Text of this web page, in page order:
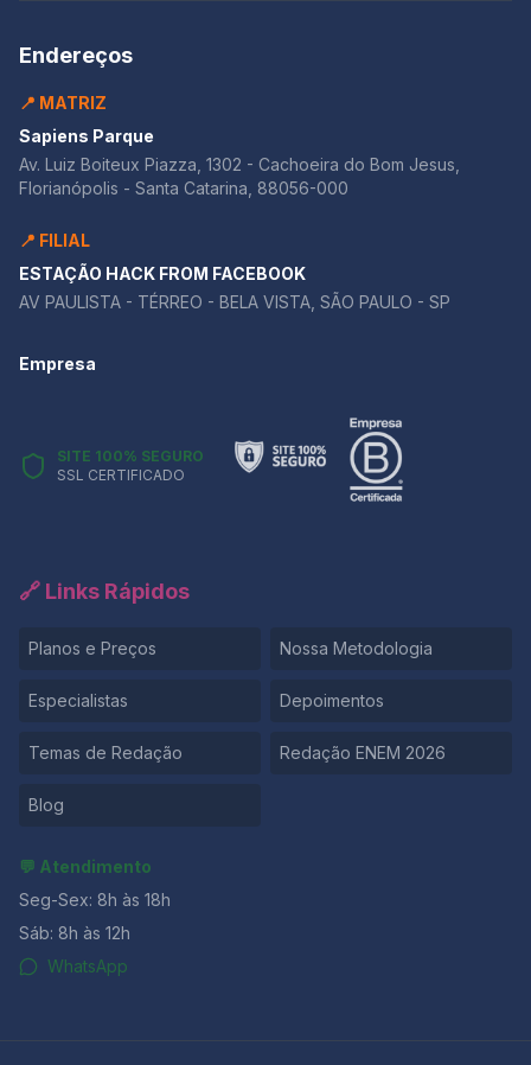
Endereços
📍 MATRIZ
Sapiens Parque
Av. Luiz Boiteux Piazza, 1302 - Cachoeira do Bom Jesus,
Florianópolis - Santa Catarina, 88056-000
📍 FILIAL
ESTAÇÃO HACK FROM FACEBOOK
AV PAULISTA - TÉRREO - BELA VISTA, SÃO PAULO - SP
Empresa
SITE 100% SEGURO
SSL CERTIFICADO
🔗 Links Rápidos
Planos e Preços Nossa Metodologia
Especialistas Depoimentos
Temas de Redação Redação ENEM 2026
Blog
💬 Atendimento
Seg-Sex: 8h às 18h
Sáb: 8h às 12h
WhatsApp